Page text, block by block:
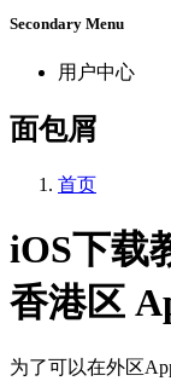
Secondary Menu
用户中心
面包屑
首页
iOS下载
香港区
为了可以在外区